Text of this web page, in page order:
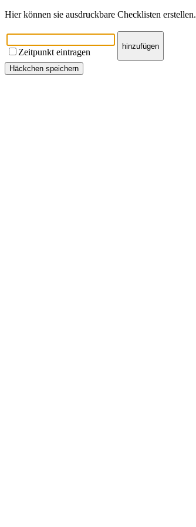
Hier können sie ausdruckbare Checklisten erstellen.
Zeitpunkt eintragen